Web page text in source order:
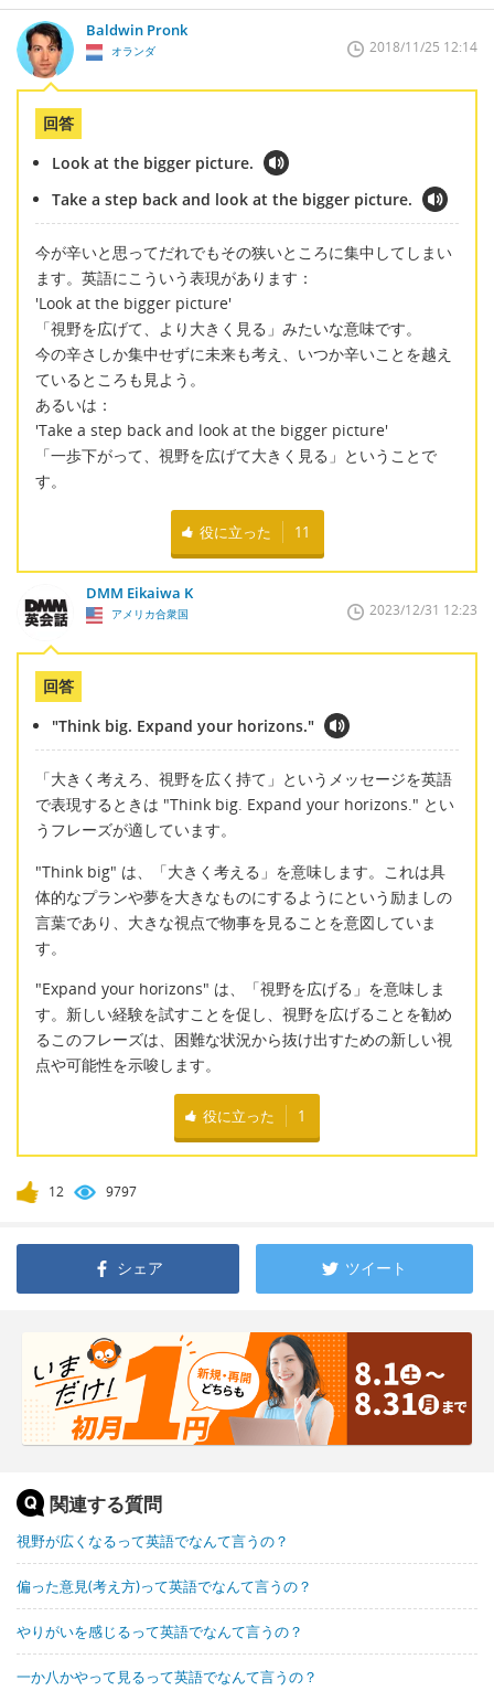
Baldwin Pronk
オランダ 2018/11/25 12:14
回答
Look at the bigger picture.
Take a step back and look at the bigger picture.
今が辛いと思ってだれでもその狭いところに集中してしまい
ます。英語にこういう表現があります：
'Look at the bigger picture'
「視野を広げて、より大きく見る」みたいな意味です。
今の辛さしか集中せずに未来も考え、いつか辛いことを越え
ているところも見よう。
あるいは：
'Take a step back and look at the bigger picture'
「一歩下がって、視野を広げて大きく見る」ということで
す。
役に立った 11
DMM Eikaiwa K
アメリカ合衆国 2023/12/31 12:23
回答
"Think big. Expand your horizons."
「大きく考えろ、視野を広く持て」というメッセージを英語
で表現するときは "Think big. Expand your horizons." とい
うフレーズが適しています。
"Think big" は、「大きく考える」を意味します。これは具
体的なプランや夢を大きなものにするようにという励ましの
言葉であり、大きな視点で物事を見ることを意図していま
す。
"Expand your horizons" は、「視野を広げる」を意味しま
す。新しい経験を試すことを促し、視野を広げることを勧め
るこのフレーズは、困難な状況から抜け出すための新しい視
点や可能性を示唆します。
役に立った 1
12 9797
シェア ツイート
関連する質問
視野が広くなるって英語でなんて言うの？
偏った意見(考え方)って英語でなんて言うの？
やりがいを感じるって英語でなんて言うの？
一か八かやって見るって英語でなんて言うの？